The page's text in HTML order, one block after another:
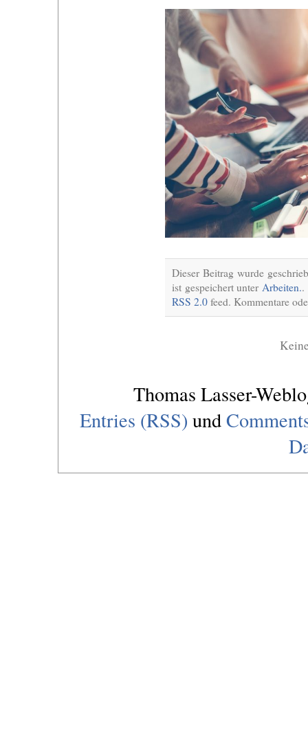
Dieser Beitrag wurde
ist gespeichert unter Arbeiten..
RSS 2.0 feed. Kommentare
Thomas Lasser-
Entries (RSS) und